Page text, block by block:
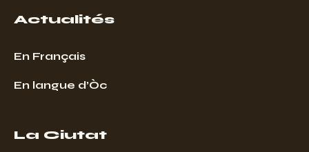
Actualités
En Français
En langue d’Òc
La Ciutat